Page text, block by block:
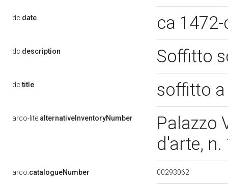
dc:date ca
dc:description Soffitto
dc:title soffitto
arco-lite:alternativeInventoryNumber
Palazzo
d'arte,
arco:catalogueNumber 00293062